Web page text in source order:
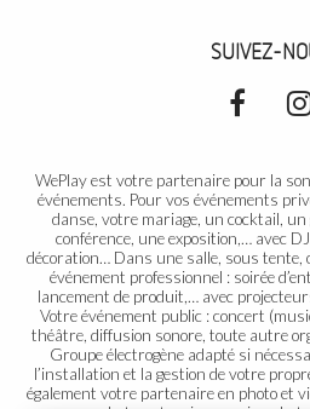
SUIVEZ-
WePlay est votre partenaire pour la
événements. Pour vos événements
danse, votre mariage, un cocktail,
conférence, une exposition,… avec
décoration… Dans une salle, sous
événement professionnel : soirée
lancement de produit,… avec
Votreévénement public : concert
théâtre, diffusion sonore, toute autre
Groupe électrogène adapté si
l’installation et la gestion de votre
également votre partenaire en photo et